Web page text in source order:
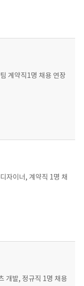
계약직1명 채용 연장
자이너, 계약직 1명 채
개발, 정규직 1명 채용